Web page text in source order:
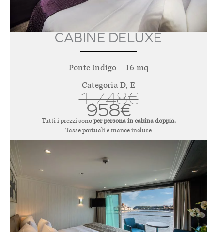
CABINE DELUXE
Ponte Indigo – 16 mq
Categoria D, E
1.748€
958€
Tutti i prezzi sonoper persona in cabina doppia.
Tasse portuali e mance incluse